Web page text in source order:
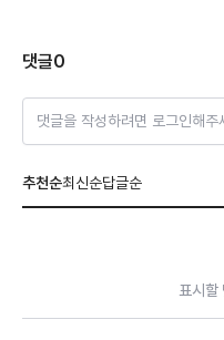
댓글0
댓글을 작성하려면 로그인해주
추천순최신순답글순
표시할